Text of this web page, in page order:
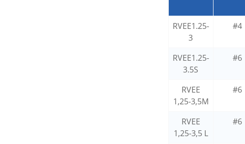
RVEE1.25-
3
#4
RVEE1.25-
3.5S
#6
RVEE
1,25-3,5M
#6
RVEE
1,25-3,5 L
#6